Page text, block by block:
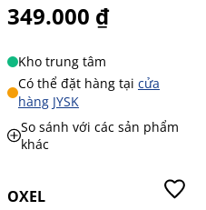
349.000 ₫
Kho trung tâm
Có thể đặt hàng tại cửa
hàng JYSK
So sánh với các sản phẩm
khác
OXEL